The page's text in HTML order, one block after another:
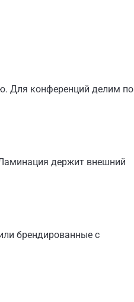
Для конференций делим по
держит внешний
брендированные с